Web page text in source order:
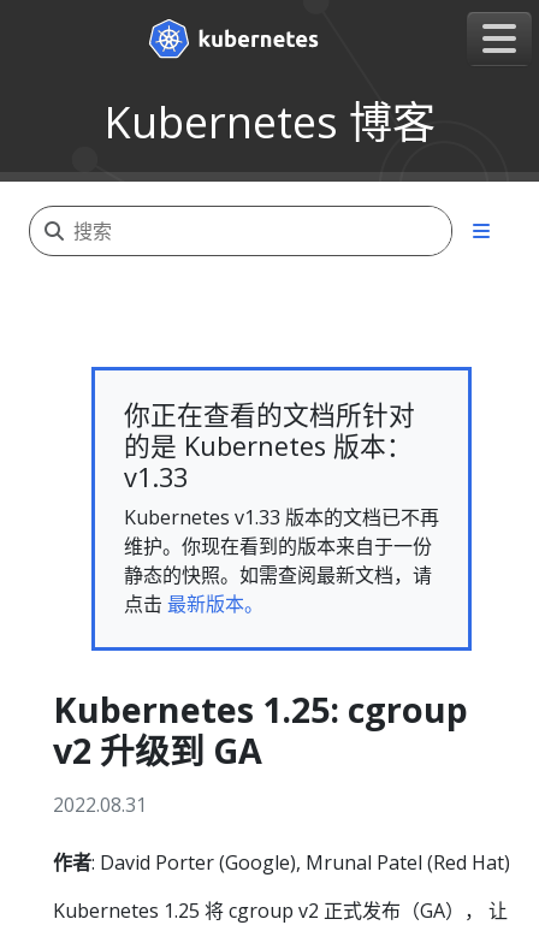
Kubernetes 博客
你正在查看的文档所针对
的是 Kubernetes 版本：
v1.33
Kubernetes v1.33 版本的文档已不再
维护。你现在看到的版本来自于一份
静态的快照。如需查阅最新文档，请
点击 最新版本。
Kubernetes 1.25: cgroup
v2 升级到 GA
2022.08.31
作者: David Porter (Google), Mrunal Patel (Red Hat)
Kubernetes 1.25 将 cgroup v2 正式发布（GA）， 让